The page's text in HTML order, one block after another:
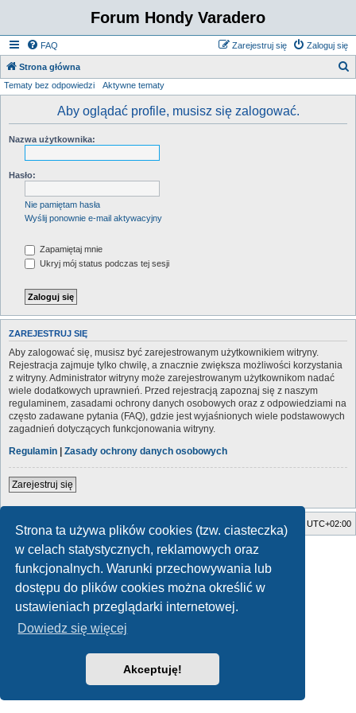
Strona ta używa plików cookies (tzw. ciasteczka)
w celach statystycznych, reklamowych oraz
funkcjonalnych. Warunki przechowywania lub
dostępu do plików cookies można określić w
ustawieniach przeglądarki internetowej.
Dowiedz się więcej
Akceptuję!
Forum Hondy Varadero
FAQ Zaloguj się
Zarejestruj się
Strona główna
Tematy bez odpowiedzi Aktywne tematy
Aby oglądać profile, musisz się zalogować.
Nazwa użytkownika:
Hasło:
Nie pamiętam hasła
Wyślij ponownie e-mail aktywacyjny
Zapamiętaj mnie
Ukryj mój status podczas tej sesji
ZAREJESTRUJ SIĘ
Aby zalogować się, musisz być zarejestrowanym użytkownikiem witryny.
Rejestracja zajmuje tylko chwilę, a znacznie zwiększa możliwości korzystania
z witryny. Administrator witryny może zarejestrowanym użytkownikom nadać
wiele dodatkowych uprawnień. Przed rejestracją zapoznaj się z naszym
regulaminem, zasadami ochrony danych osobowych oraz z odpowiedziami na
często zadawane pytania (FAQ), gdzie jest wyjaśnionych wiele podstawowych
zagadnień dotyczących funkcjonowania witryny.
Regulamin | Zasady ochrony danych osobowych
Zarejestruj się
Strona główna Strefa czasowa UTC+02:00
Usuń ciasteczka witryny
Style developed by Zuma Portal, Turaiel,
Technologię dostarcza
® Forum Software © phpBB Limited
Polski pakiet językowy dostarczaphpBB.pl
Zasady ochrony danych osobowych|Regulamin